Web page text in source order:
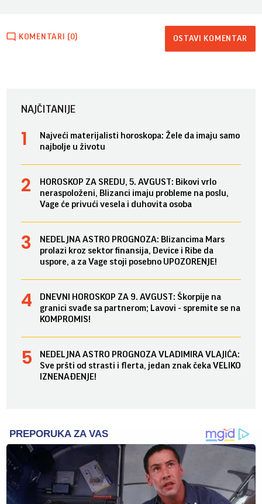
KOMENTARI (0) OSTAVI KOMENTAR
NAJČITANIJE
Najveći materijalisti horoskopa: Žele da imaju samo
najbolje u životu
HOROSKOP ZA SREDU, 5. AVGUST: Bikovi vrlo
neraspoloženi, Blizanci imaju probleme na poslu,
Vage će privući vesela i duhovita osoba
NEDELJNA ASTRO PROGNOZA: Blizancima Mars
prolazi kroz sektor finansija, Device i Ribe da
uspore, a za Vage stoji posebno UPOZORENJE!
DNEVNI HOROSKOP ZA 9. AVGUST: Škorpije na
granici svađe sa partnerom; Lavovi - spremite se na
KOMPROMIS!
NEDELJNA ASTRO PROGNOZA VLADIMIRA VLAJIĆA:
Sve pršti od strasti i flerta, jedan znak čeka VELIKO
IZNENAĐENJE!